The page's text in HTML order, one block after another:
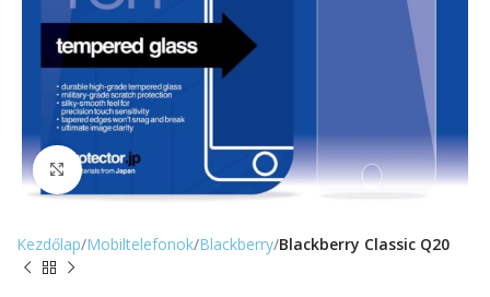
Nagyítás
Kezdőlap Mobiltelefonok Blackberry Blackberry Classic Q20